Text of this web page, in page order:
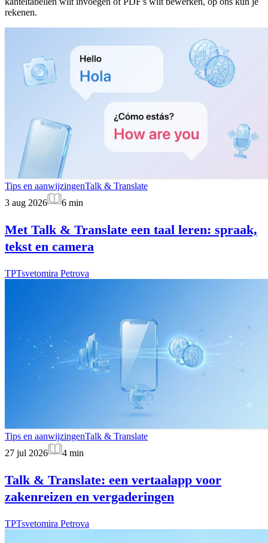
rekenen.
Tips en aanwijzingenTalk & Translate
3 aug 2026
6 min
Met Talk & Translate een taal leren: spraak,
tekst en camera
TPTsvetomira Petrova
Tips en aanwijzingenTalk & Translate
27 jul 2026
4 min
Talk & Translate: een vertaalapp voor
zakenreizen en vergaderingen
TPTsvetomira Petrova